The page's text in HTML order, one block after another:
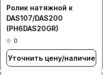
Ролик натяжной к
DAS107/DAS200
(PH6DAS20GR)
0
Уточнить цену/наличие